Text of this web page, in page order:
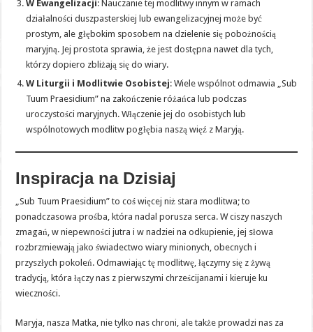
W Ewangelizacji: Nauczanie tej modlitwy innym w ramach
działalności duszpasterskiej lub ewangelizacyjnej może być
prostym, ale głębokim sposobem na dzielenie się pobożnością
maryjną. Jej prostota sprawia, że jest dostępna nawet dla tych,
którzy dopiero zbliżają się do wiary.
W Liturgii i Modlitwie Osobistej: Wiele wspólnot odmawia „Sub
Tuum Praesidium” na zakończenie różańca lub podczas
uroczystości maryjnych. Włączenie jej do osobistych lub
wspólnotowych modlitw pogłębia naszą więź z Maryją.
Inspiracja na Dzisiaj
„Sub Tuum Praesidium” to coś więcej niż stara modlitwa; to
ponadczasowa prośba, która nadal porusza serca. W ciszy naszych
zmagań, w niepewności jutra i w nadziei na odkupienie, jej słowa
rozbrzmiewają jako świadectwo wiary minionych, obecnych i
przyszłych pokoleń. Odmawiając tę modlitwę, łączymy się z żywą
tradycją, która łączy nas z pierwszymi chrześcijanami i kieruje ku
wieczności.
Maryja, nasza Matka, nie tylko nas chroni, ale także prowadzi nas za